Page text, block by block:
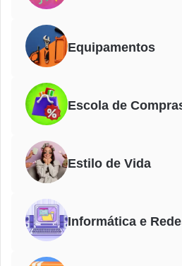
Equipamentos
Escola de
Estilo de Vida
Informática e